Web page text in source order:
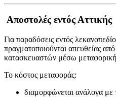
Αποστολές εντός Αττικής
Για παραδόσεις εντός
πραγματοποιούνται απευθείας
κατασκευαστών μέσω
Το κόστος μεταφοράς:
διαμορφώνεται ανάλογα με